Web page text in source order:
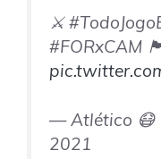
⚔️
#FORxCAM
— Atlético 😷
2021